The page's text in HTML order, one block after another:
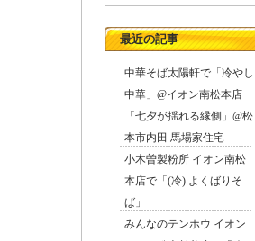
最近の記事
中華そば太陽軒で「冷やし
中華」@イオン南松本店
「七夕が揺れる縁側」@松
本市内田 馬場家住宅
小木曽製粉所 イオン南松
本店で「(冷) よくばりそ
ば」
みんなのテンホウ イオン